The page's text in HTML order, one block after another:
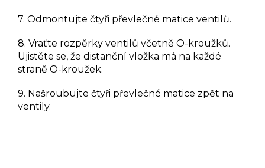
7. Odmontujte čtyři převlečné matice ventilů.
8. Vraťte rozpěrky ventilů včetně O-kroužků.
Ujistěte se, že distanční vložka má na každé
straně O-kroužek.
9. Našroubujte čtyři převlečné matice zpět na
ventily.